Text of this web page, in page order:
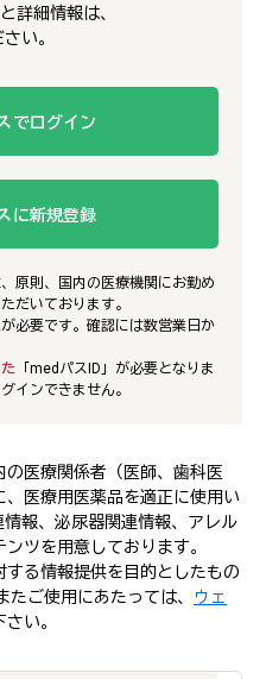
詳細情報は、
い。
でログイン
に新規登録
原則、国内の医療機関にお勤め
だいております。
必要です。確認には数営業日か
「medパスID」が必要となりま
インできません。
医療関係者（医師、歯科医
医療用医薬品を適正に使用い
報、泌尿器関連情報、アレル
ツを用意しております。
る情報提供を目的としたもの
ご使用にあたっては、 ウェ
い。